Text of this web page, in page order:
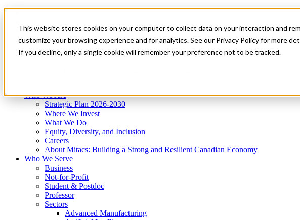
This website stores cookies on your computer to collect data on your interaction and
customize your browsing experience and for analytics. See our Privacy Policy for more
If you decline, only a single cookie will remember your preference not to be tracked.
News & Events
Get Started
Menu
Who We Are
Strategic Plan 2026-2030
Where We Invest
What We Do
Equity, Diversity, and Inclusion
Careers
About Mitacs: Building a Strong and Resilient Canadian Economy
Who We Serve
Business
Not-for-Profit
Student & Postdoc
Professor
Sectors
Advanced Manufacturing